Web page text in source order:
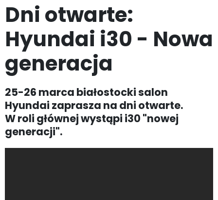
Dni otwarte:
Hyundai i30 - Nowa
generacja
25-26 marca białostocki salon
Hyundai zaprasza na dni otwarte.
W roli głównej wystąpi i30 "nowej
generacji".